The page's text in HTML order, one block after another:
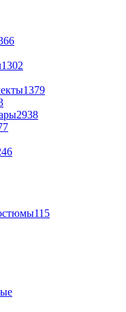
1302
1379
2938
115